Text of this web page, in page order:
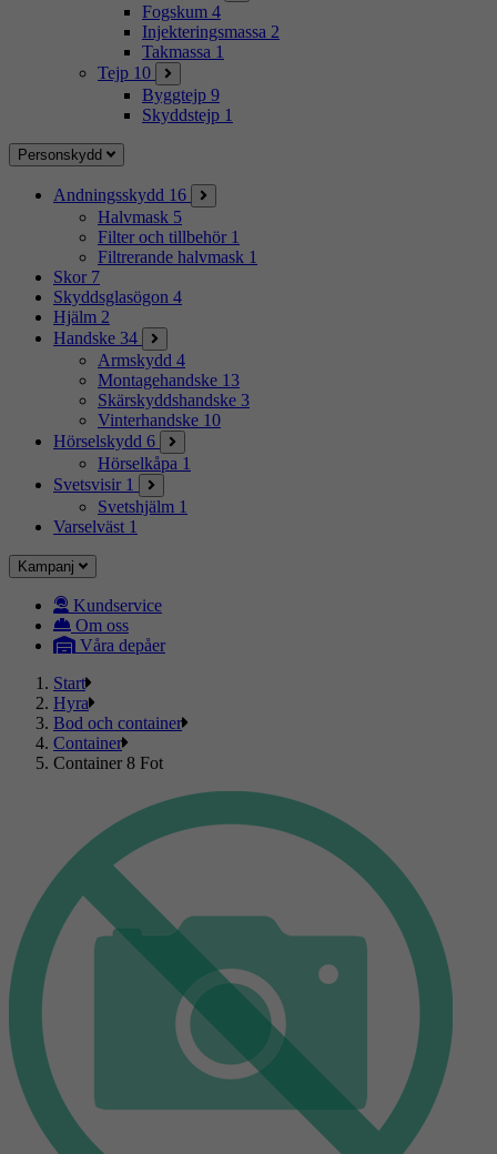
Fogskum 4
Injekteringsmassa 2
Takmassa 1
Tejp 10
Byggtejp 9
Skyddstejp 1
Personskydd
Andningsskydd 16
Halvmask 5
Filter och tillbehör 1
Filtrerande halvmask 1
Skor 7
Skyddsglasögon 4
Hjälm 2
Handske 34
Armskydd 4
Montagehandske 13
Skärskyddshandske 3
Vinterhandske 10
Hörselskydd 6
Hörselkåpa 1
Svetsvisir 1
Svetshjälm 1
Varselväst 1
Kampanj
Kundservice
Om oss
Våra depåer
Start
Hyra
Bod och container
Container
Container 8 Fot